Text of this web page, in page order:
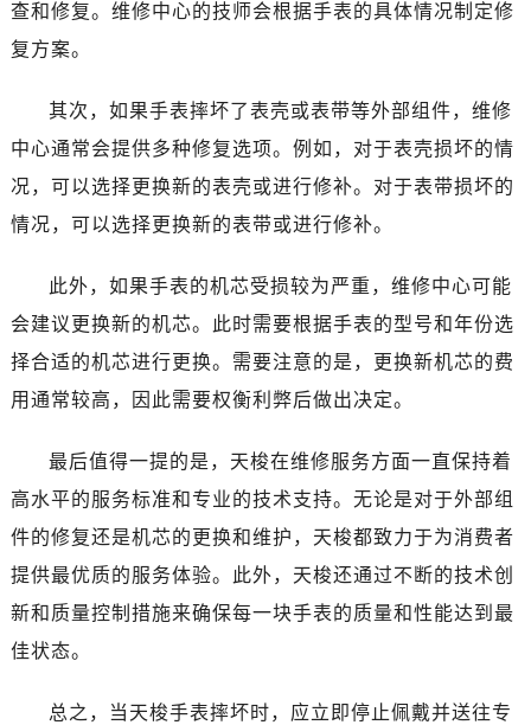
查和修复。维修中心的技师会根据手表的具体情况制定修
复方案。
其次，如果手表摔坏了表壳或表带等外部组件，维修
中心通常会提供多种修复选项。例如，对于表壳损坏的情
况，可以选择更换新的表壳或进行修补。对于表带损坏的
情况，可以选择更换新的表带或进行修补。
此外，如果手表的机芯受损较为严重，维修中心可能
会建议更换新的机芯。此时需要根据手表的型号和年份选
择合适的机芯进行更换。需要注意的是，更换新机芯的费
用通常较高，因此需要权衡利弊后做出决定。
最后值得一提的是，天梭在维修服务方面一直保持着
高水平的服务标准和专业的技术支持。无论是对于外部组
件的修复还是机芯的更换和维护，天梭都致力于为消费者
提供最优质的服务体验。此外，天梭还通过不断的技术创
新和质量控制措施来确保每一块手表的质量和性能达到最
佳状态。
总之，当天梭手表摔坏时，应立即停止佩戴并送往专